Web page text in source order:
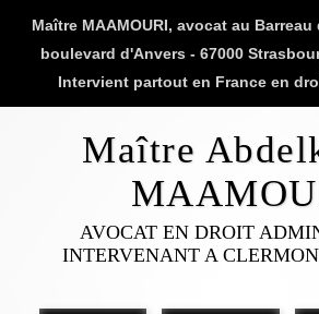
Maître MAAMOURI, avocat au
boulevard d'Anvers - 67000
Intervient partout en France en
Maître
AVOCAT EN DROIT
INTERVENANT A